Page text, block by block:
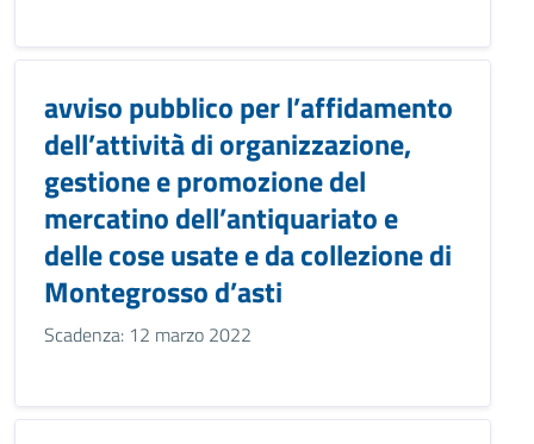
avviso pubblico per l’affidamento
dell’attività di organizzazione,
gestione e promozione del
mercatino dell’antiquariato e
delle cose usate e da collezione di
Montegrosso d’asti
Scadenza: 12 marzo 2022